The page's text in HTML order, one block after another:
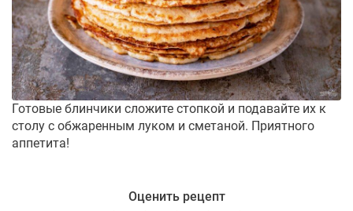
Готовые блинчики сложите стопкой и подавайте их к
столу с обжаренным луком и сметаной. Приятного
аппетита!
Оценить рецепт